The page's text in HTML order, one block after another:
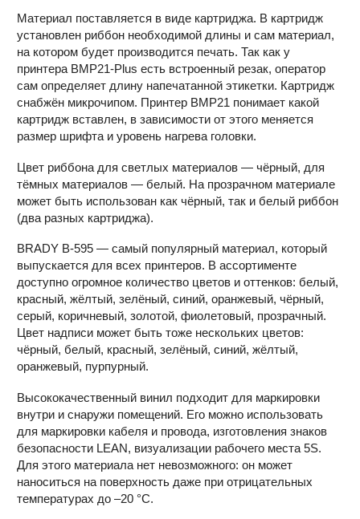
Материал поставляется в виде картриджа. В картридж
установлен риббон необходимой длины и сам материал,
на котором будет производится печать. Так как у
принтера BMP21-Plus есть встроенный резак, оператор
сам определяет длину напечатанной этикетки. Картридж
снабжён микрочипом. Принтер BMP21 понимает какой
картридж вставлен, в зависимости от этого меняется
размер шрифта и уровень нагрева головки.
Цвет риббона для светлых материалов — чёрный, для
тёмных материалов — белый. На прозрачном материале
может быть использован как чёрный, так и белый риббон
(два разных картриджа).
BRADY B-595 — самый популярный материал, который
выпускается для всех принтеров. В ассортименте
доступно огромное количество цветов и оттенков: белый,
красный, жёлтый, зелёный, синий, оранжевый, чёрный,
серый, коричневый, золотой, фиолетовый, прозрачный.
Цвет надписи может быть тоже нескольких цветов:
чёрный, белый, красный, зелёный, синий, жёлтый,
оранжевый, пурпурный.
Высококачественный винил подходит для маркировки
внутри и снаружи помещений. Его можно использовать
для маркировки кабеля и провода, изготовления знаков
безопасности LEAN, визуализации рабочего места 5S.
Для этого материала нет невозможного: он может
наноситься на поверхность даже при отрицательных
температурах до –20 °С.